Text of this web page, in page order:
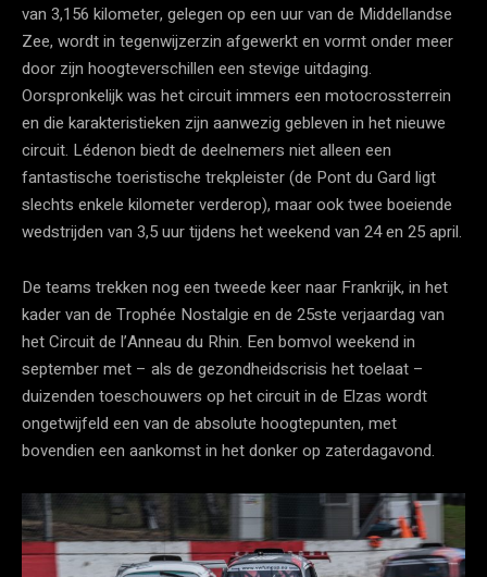
van 3,156 kilometer, gelegen op een uur van de Middellandse
Zee, wordt in tegenwijzerzin afgewerkt en vormt onder meer
door zijn hoogteverschillen een stevige uitdaging.
Oorspronkelijk was het circuit immers een motocrossterrein
en die karakteristieken zijn aanwezig gebleven in het nieuwe
circuit. Lédenon biedt de deelnemers niet alleen een
fantastische toeristische trekpleister (de Pont du Gard ligt
slechts enkele kilometer verderop), maar ook twee boeiende
wedstrijden van 3,5 uur tijdens het weekend van 24 en 25 april.
De teams trekken nog een tweede keer naar Frankrijk, in het
kader van de Trophée Nostalgie en de 25ste verjaardag van
het Circuit de l’Anneau du Rhin. Een bomvol weekend in
september met – als de gezondheidscrisis het toelaat –
duizenden toeschouwers op het circuit in de Elzas wordt
ongetwijfeld een van de absolute hoogtepunten, met
bovendien een aankomst in het donker op zaterdagavond.